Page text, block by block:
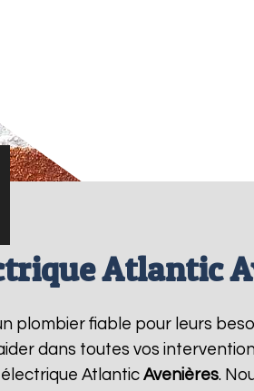
Atlantic
plombier fiable pour leurs
dans toutes vos
Atlantic Avenières.